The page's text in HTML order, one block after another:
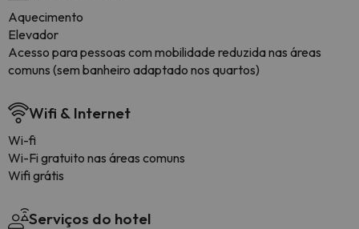
Aquecimento
Elevador
Acesso para pessoas com mobilidade reduzida nas áreas
comuns (sem banheiro adaptado nos quartos)
Wifi & Internet
Wi-fi
Wi-Fi gratuito nas áreas comuns
Wifi grátis
Serviços do hotel